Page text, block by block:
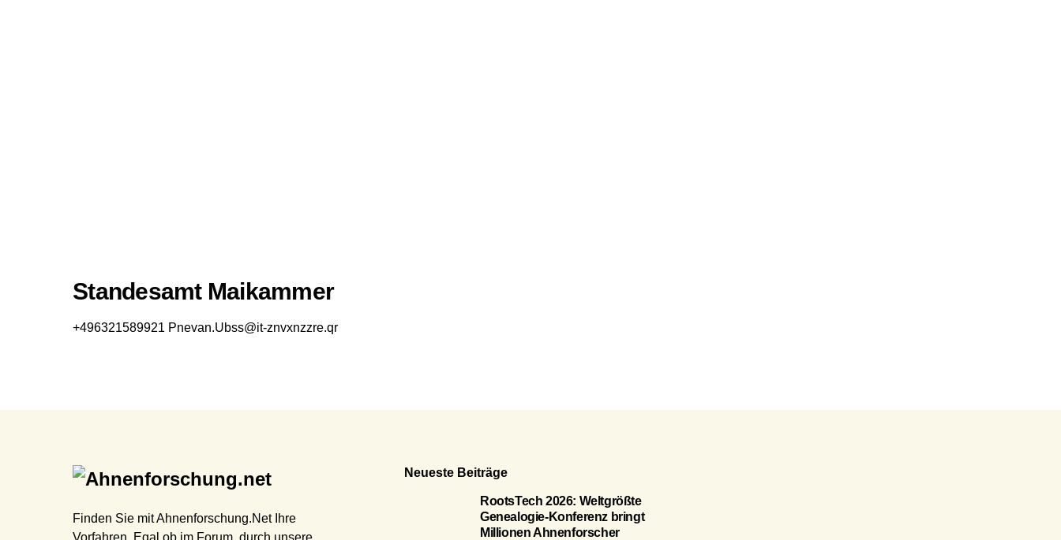
Standesamt Maikammer
+496321589921 Pnevan.Ubss@it-znvxnzzre.qr
Finden Sie mit Ahnenforschung.Net Ihre
Vorfahren. Egal ob im Forum, durch unsere
Neueste Beiträge
RootsTech 2026: Weltgrößte
Genealogie-Konferenz bringt
Millionen Ahnenforscher